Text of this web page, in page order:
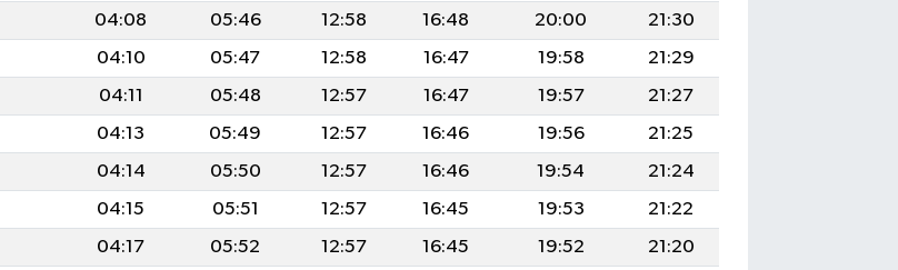
04:08 05:46 12:58 16:48 20:00
21:30
04:10 05:47 12:58 16:47 19:58
21:29
04:11 05:48 12:57 16:47 19:57
21:27
04:13 05:49 12:57 16:46 19:56
21:25
04:14 05:50 12:57 16:46 19:54
21:24
04:15 05:51 12:57 16:45 19:53
21:22
04:17 05:52 12:57 16:45 19:52
21:20